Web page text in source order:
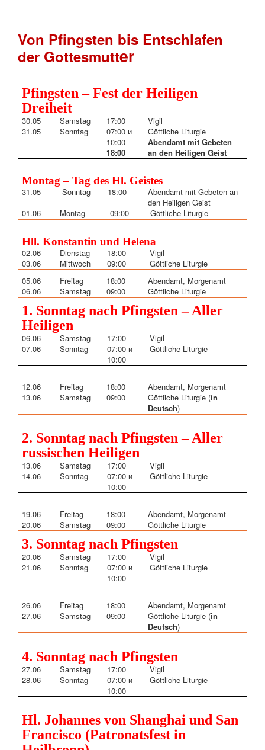
Von Pfingsten bis Entschlafen
der Gottesmutter
Pfingsten – Fest der Heiligen
Dreiheit
30.05 Samstag 17:00
Vigil
31.05
Sonntag
07:00 и
10:00
18:00
Göttliche Liturgie
Abendamt mit Gebeten
an den Heiligen Geist
Montag – Tag des Hl. Geistes
31.05 Sonntag 18:00
Abendamt mit Gebeten an
den Heiligen Geist
01.06
Montag 09:00 Göttliche Liturgie
Hll.Konstantin und Helena
02.06 Dienstag 18:00
Vigil
03.06
Mittwoch 09:00
Göttliche Liturgie
05.06
Freitag 18:00
Abendamt, Morgenamt
06.06
Samstag 09:00 Göttliche Liturgie
1. Sonntag nach Pfingsten – Aller
Heiligen
06.06 Samstag 17:00
Vigil
07.06 Sonntag 07:00 и
10:00
Göttliche Liturgie
12.06 Freitag 18:00
Abendamt, Morgenamt
13.06 Samstag 09:00 Göttliche Liturgie (in
Deutsch)
2. Sonntag nach Pfingsten – Aller
russischen Heiligen
13.06 Samstag 17:00
Vigil
14.06 Sonntag
07:00 и
10:00
Göttliche Liturgie
19.06 Freitag 18:00
Abendamt, Morgenamt
20.06 Samstag 09:00 Göttliche Liturgie
3. Sonntag nach Pfingsten
20.06 Samstag 17:00
Vigil
21.06 Sonntag
07:00 и
10:00
Göttliche Liturgie
26.06 Freitag 18:00
Abendamt, Morgenamt
27.06 Samstag 09:00 Göttliche Liturgie (in
Deutsch)
4. Sonntag nach Pfingsten
27.06 Samstag 17:00
Vigil
28.06 Sonntag
07:00 и
10:00
Göttliche Liturgie
Hl. Johannes von Shanghai und San
Francisco (Patronatsfest in